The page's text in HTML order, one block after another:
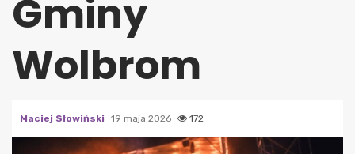
Gminy
Wolbrom
Maciej Słowiński 19 maja 2026 172